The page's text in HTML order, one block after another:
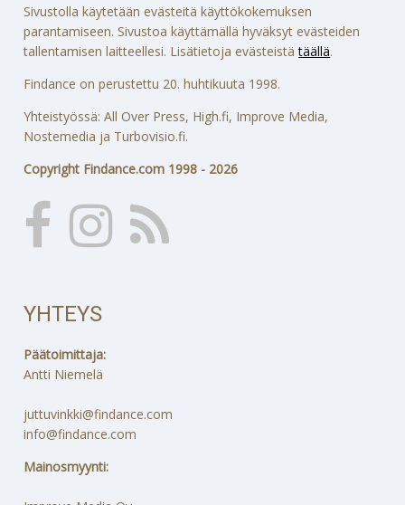
Sivustolla käytetään evästeitä käyttökokemuksen
parantamiseen. Sivustoa käyttämällä hyväksyt evästeiden
tallentamisen laitteellesi. Lisätietoja evästeistätäällä.
Findance on perustettu 20. huhtikuuta 1998.
Yhteistyössä: All Over Press, High.fi, Improve Media,
Nostemedia ja Turbovisio.fi.
Copyright Findance.com 1998 - 2026
YHTEYS
Päätoimittaja:
Antti Niemelä
juttuvinkki@findance.com
info@findance.com
Mainosmyynti: